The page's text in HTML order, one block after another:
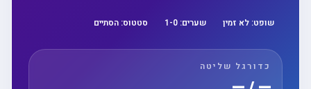
שופט:לא זמין שערים: 1 -0 סטטוס:הסתיים
כדורגל שליטה